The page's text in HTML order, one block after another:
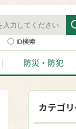
ID検索
防災・防犯
カテゴ